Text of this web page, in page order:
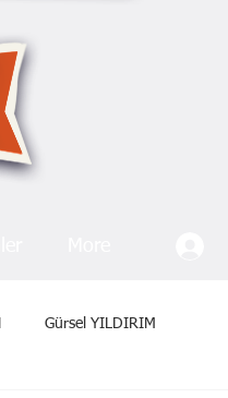
Gürsel YILDIRIM